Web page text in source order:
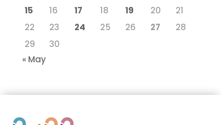
15
16 17 18 19 20
21
22
23 24 25 26 27
28
29
30
« May